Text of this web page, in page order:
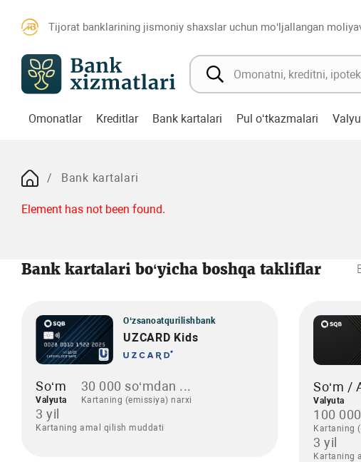
Tijorat banklarining jismoniy shaxslar uchun mo‘ljallangan
Omonatlar Kreditlar Bank kartalari Pul o‘tkazmalari
Bank kartalari
Element has not been found.
Bank kartalari bo‘yicha boshqa takliflar
O‘zsanoatqurilishbank
UZCARD Kids
So‘m
Valyuta
30 000 so‘mdan ...
Kartaning (emissiya) narxi
3 yil
Kartaning amal qilish muddati
So‘m /
Valyuta
100
Kartaning
3 yil
Kartaning